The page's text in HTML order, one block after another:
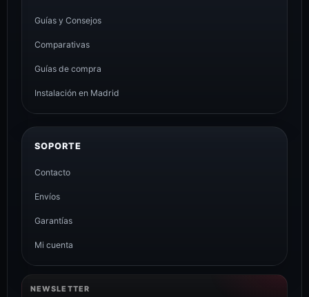
Guías y Consejos
Comparativas
Guías de compra
Instalación en Madrid
SOPORTE
Contacto
Envíos
Garantías
Mi cuenta
NEWSLETTER